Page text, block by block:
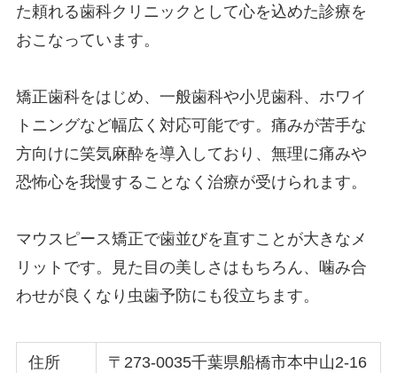
た頼れる歯科クリニックとして心を込めた診療を
おこなっています。
矯正歯科をはじめ、一般歯科や小児歯科、ホワイ
トニングなど幅広く対応可能です。痛みが苦手な
方向けに笑気麻酔を導入しており、無理に痛みや
恐怖心を我慢することなく治療が受けられます。
マウスピース矯正で歯並びを直すことが大きなメ
リットです。見た目の美しさはもちろん、噛み合
わせが良くなり虫歯予防にも役立ちます。
住所
〒273-0035千葉県船橋市本中山2-16